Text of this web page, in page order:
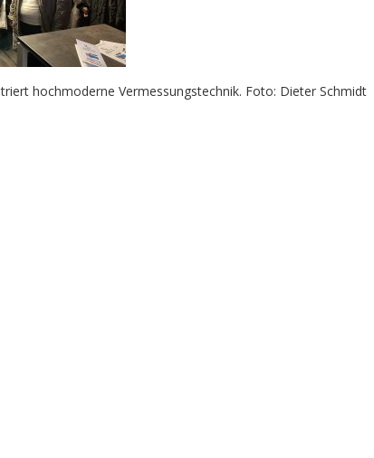
hochmoderne Vermessungstechnik. Foto: Dieter Schmidt